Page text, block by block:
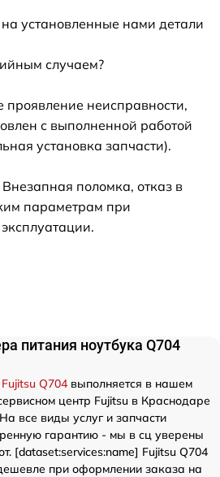
на установленные нами детали
случаем?
проявление неисправности,
с выполненной работой
установка запчасти).
поломка, отказ в
параметрам при
питания ноутбука Q704
Q704 выполняется в нашем
центр Fujitsu в Краснодаре
все виды услуг и запчасти
гарантию - мы в сц уверены
[dataset:services:name] Fujitsu Q704
при оформлении заказа на